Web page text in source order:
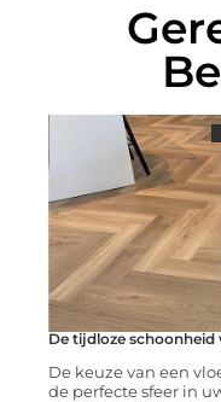
De tijdloze schoonheid
De keuze van een
de perfecte sfeer in